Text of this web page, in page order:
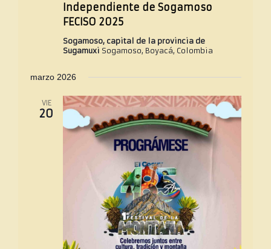
Independiente de Sogamoso
FECISO 2025
Sogamoso, capital de la provincia de
Sugamuxi Sogamoso, Boyacá, Colombia
marzo 2026
VIE
20